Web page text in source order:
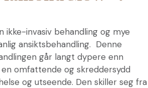
ikke-invasiv behandling og mye
ansiktsbehandling. Denne
går langt dypere enn
omfattende og skreddersydd
og utseende. Den skiller seg fra